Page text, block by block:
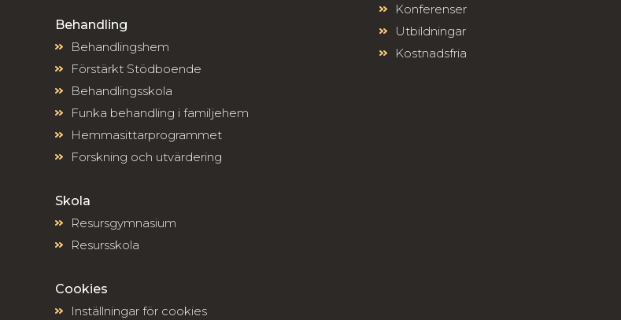
Behandling
Behandlingshem
Förstärkt Stödboende
Behandlingsskola
Funka behandling i familjehem
Hemmasittarprogrammet
Forskning och utvärdering
Skola
Resursgymnasium
Resursskola
Cookies
Inställningar för cookies
Konferenser
Utbildningar
Kostnadsfria